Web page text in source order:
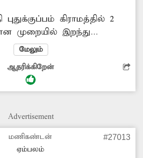
கிராமத்தில் 2
முறையில் இறந்து
சமூக விரோதிகளின் செயலா
தேசியப்
பாதுகாக்க புதுவை
எடுக்கவேண்டும்.
மேலும்
ஆதரிக்கிறேன்
Advertisement
மணிகண்டன்
ஏம்பலம்
#27013